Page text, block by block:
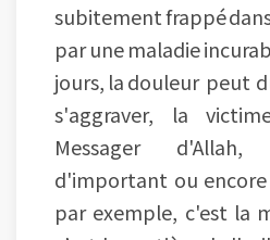
subitement frappé
par une maladie
jours, la douleur peut
s'aggraver, la
Messager
d'important ou
par exemple, c'est la